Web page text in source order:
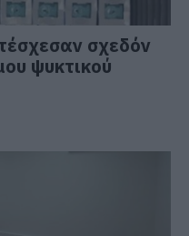
σχεδόν
ψυκτικού